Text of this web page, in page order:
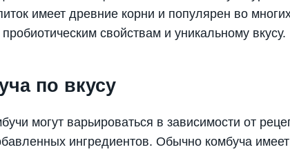
имеет древние корни и популярен во
свойствам и уникальному вкусу.
по вкусу
могут варьироваться в зависимости от
ингредиентов. Обычно комбуча